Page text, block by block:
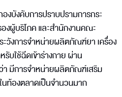
งบังคับการปราบปรามการกระ
งผู้บริโภค และสำนักงานคณะ
ะวังการจำหน่ายผลิตภัณฑ์ยา เครื่อง
บใช้ฉีดเข้าร่างกาย ผ่าน
มีการจำหน่ายผลิตภัณฑ์เสริม
ท้องตลาดเป็นจำนวนมาก